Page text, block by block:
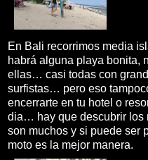
En Bali recorrimos media
habrá alguna playa bonita,
ellas… casi todas con
surfistas… pero eso
encerrarte en tu hotel o
dia… hay que descubrir los
son muchos y si puede ser
moto es la mejor manera.